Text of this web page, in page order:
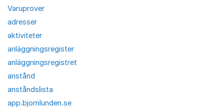
Varuprover
adresser
aktiviteter
anläggningsregister
anläggningsregistret
anstånd
anståndslista
app.bjornlunden.se